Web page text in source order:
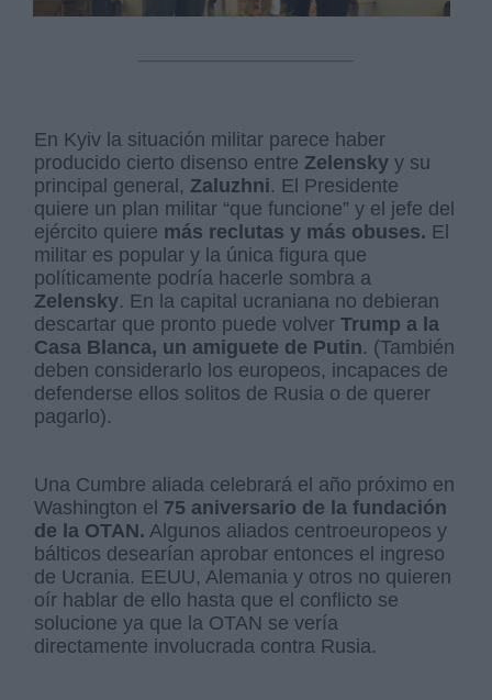
En Kyiv la situación militar parece haber
producido cierto disenso entre Zelensky y su
principal general, Zaluzhni. El Presidente
quiere un plan militar “que funcione” y el jefe del
ejército quiere más reclutas y más obuses. El
militar es popular y la única figura que
políticamente podría hacerle sombra a
Zelensky. En la capital ucraniana no debieran
descartar que pronto puede volverTrump a la
Casa Blanca, un amiguete de Putin. (También
deben considerarlo los europeos, incapaces de
defenderse ellos solitos de Rusia o de querer
pagarlo).
Una Cumbre aliada celebrará el año próximo en
Washington el 75 aniversario de la fundación
de la OTAN. Algunos aliados centroeuropeos y
bálticos desearían aprobar entonces el ingreso
de Ucrania. EEUU, Alemania y otros no quieren
oír hablar de ello hasta que el conflicto se
solucione ya que la OTAN se vería
directamente involucrada contra Rusia.